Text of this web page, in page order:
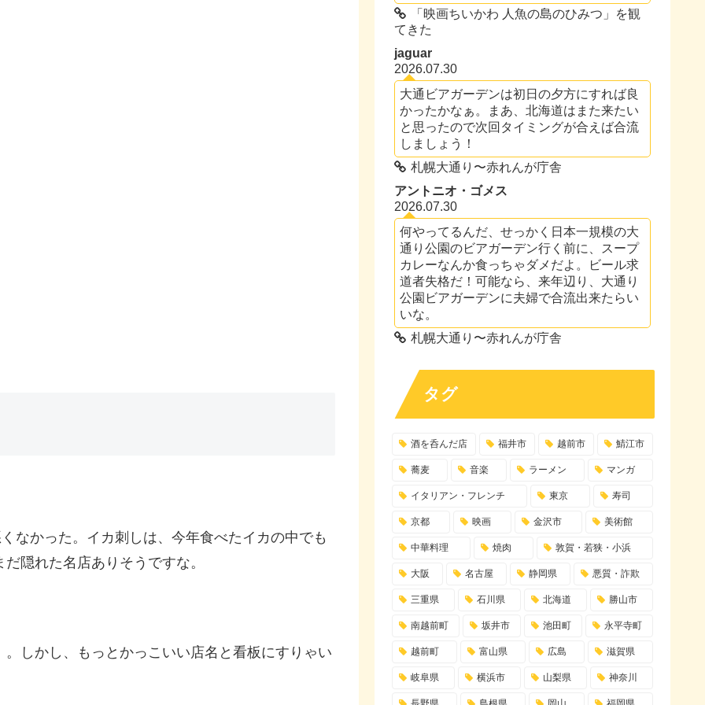
なかった。イカ刺しは、今年食べたイカの中でも
隠れた名店ありそうですな。
しかし、もっとかっこいい店名と看板にすりゃい
「映画ちいかわ 人魚の島のひみつ」を観
てきた
jaguar
2026.07.30
大通ビアガーデンは初日の夕方にすれば良
かったかなぁ。まあ、北海道はまた来たい
と思ったので次回タイミングが合えば合流
しましょう！
札幌大通り〜赤れんが庁舎
アントニオ・ゴメス
2026.07.30
何やってるんだ、せっかく日本一規模の大
通り公園のビアガーデン行く前に、スープ
カレーなんか食っちゃダメだよ。ビール求
道者失格だ！可能なら、来年辺り、大通り
公園ビアガーデンに夫婦で合流出来たらい
いな。
札幌大通り〜赤れんが庁舎
タグ
酒を呑んだ店 福井市 越前市 鯖江市
蕎麦 音楽 ラーメン マンガ
イタリアン・フレンチ 東京 寿司
京都 映画 金沢市 美術館
中華料理 焼肉 敦賀・若狭・小浜
大阪 名古屋 静岡県 悪質・詐欺
三重県 石川県 北海道 勝山市
南越前町 坂井市 池田町 永平寺町
越前町 富山県 広島 滋賀県
岐阜県 横浜市 山梨県 神奈川